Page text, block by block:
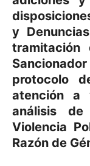
y
tramitación
protocolo
atención a
análisis
Violencia
Razón de